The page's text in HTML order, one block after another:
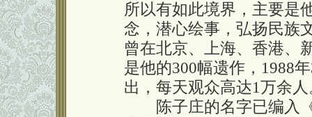
所以有如此境界，主要是
念，潜心绘事，弘扬民族
曾在北京、上海、香港、
是他的300幅遗作，1988
出，每天观众高达1万余人
陈子庄的名字已编入《